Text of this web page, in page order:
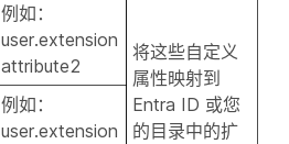
将这些自定义
属性映射到
Entra ID 或您
的目录中的扩
例如：
user.extension
attribute2
例如：
user.extension